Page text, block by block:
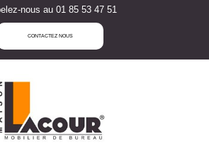
nous au 01 85 53 47 51
CONTACTEZ NOUS